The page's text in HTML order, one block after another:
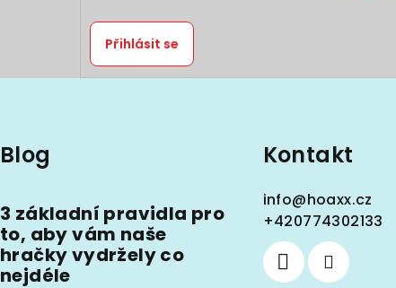
Přihlásit se
Blog
3 základní pravidla pro
to, aby vám naše
hračky vydržely co
nejdéle
Kontakt
info@hoaxx.cz
+420774302133